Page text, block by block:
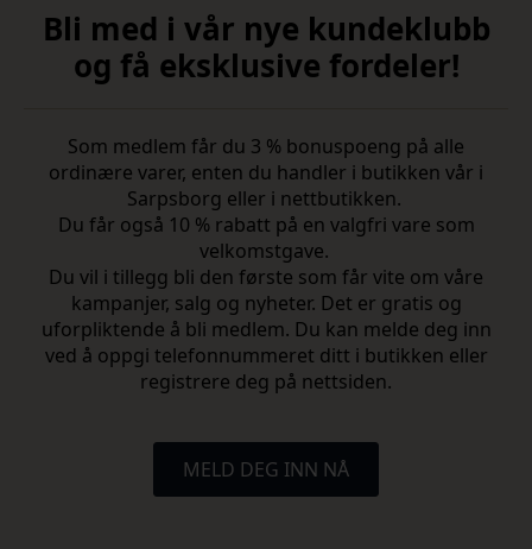
Bli med i vår nye kundeklubb
og få eksklusive fordeler!
Som medlem får du 3 % bonuspoeng på alle
ordinære varer, enten du handler i butikken vår i
Sarpsborg eller i nettbutikken.
Du får også 10 % rabatt på en valgfri vare som
velkomstgave.
Du vil i tillegg bli den første som får vite om våre
kampanjer, salg og nyheter. Det er gratis og
uforpliktende å bli medlem. Du kan melde deg inn
ved å oppgi telefonnummeret ditt i butikken eller
registrere deg på nettsiden.
MELD DEG INN NÅ